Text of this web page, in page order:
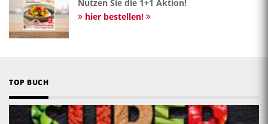
Nutzen Sie die 1+1 Aktion!
hier bestellen!
TOP BUCH